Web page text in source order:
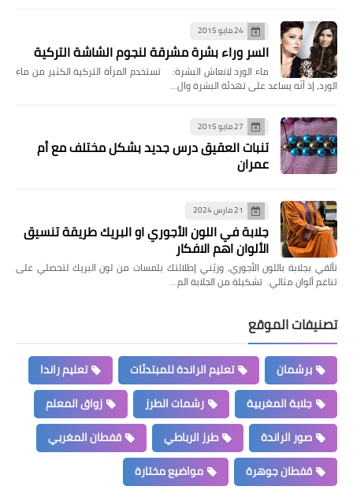
24 مايو 2015
السر وراء بشرة مشرقة لنجوم الشاشة التركية
ماء الورد لانعاش البشرة: تستخدم المرأة التركية الكثير من ماء
الورد، إذ أنّه يساعد على تهدئة البشرة وال…
27 مايو 2015
تنبات العقيق درس جديد بشكل مختلف مع أم
عمران
21 مارس 2024
جلابة في اللون الأجوري او البريك طريقة تنسيق
الألوان اهم الافكار
تألقي بجلابة باللون الأجوري، وزيّني إطلالتك بلمسات من لون البريك لتحصلي على
تناغم ألوان مثالي. تشكيلة من الجلابة الم…
تصنيفات الموقع
برشمان تعليم الراندة للمبتدئات
تعليم راندا
جلابة المغربية
رشمات الطرز
زواق المعلم
صور الراندة
طرز الرباطي
قفطان المغربي
قفطان جوهرة
مواضيع مختارة